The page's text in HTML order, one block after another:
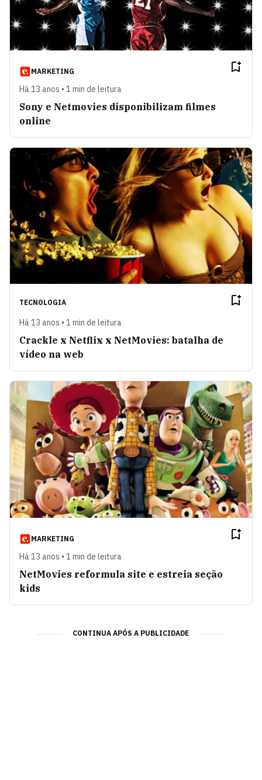
MARKETING
Há 13 anos • 1 min de leitura
Sony e Netmovies disponibilizam filmes
online
TECNOLOGIA
Há 13 anos • 1 min de leitura
Crackle x Netflix x NetMovies: batalha de
vídeo na web
MARKETING
Há 13 anos • 1 min de leitura
NetMovies reformula site e estreia seção
kids
CONTINUA APÓS A PUBLICIDADE